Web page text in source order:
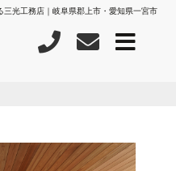
三光工務店｜岐阜県郡上市・愛知県一宮市